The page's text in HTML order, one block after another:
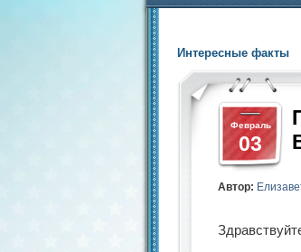
Интересные факты
Февраль
03
Автор: